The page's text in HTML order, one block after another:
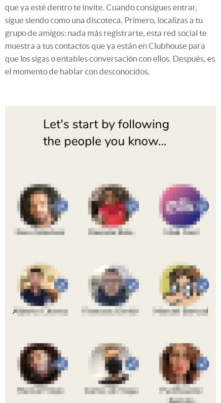
que ya esté dentro te invite. Cuando consigues entrar,
sigue siendo como una discoteca. Primero, localizas a tu
grupo de amigos: nada más registrarte, esta red social te
muestra a tus contactos que ya están en Clubhouse para
que los sigas o entables conversación con ellos. Después, es
el momento de hablar con desconocidos.